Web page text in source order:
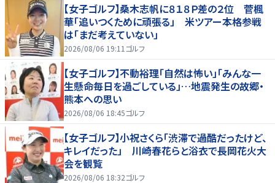
【女子ゴルフ】桑木志帆に８１８Ｐ差の２位 菅楓
華「追いつくために頑張る」 米ツアー本格参戦
は「まだ考えていない」
2026/08/06 19:11 ゴルフ
【女子ゴルフ】不動裕理「自然は怖い」「みんな一
生懸命毎日を過ごしている」…地震発生の故郷・
熊本への思い
2026/08/06 18:45ゴルフ
【女子ゴルフ】小祝さくら「渋滞で過酷だったけど、
キレイだった」 川崎春花らと浴衣で長岡花火大
会を観覧
2026/08/06 18:32ゴルフ